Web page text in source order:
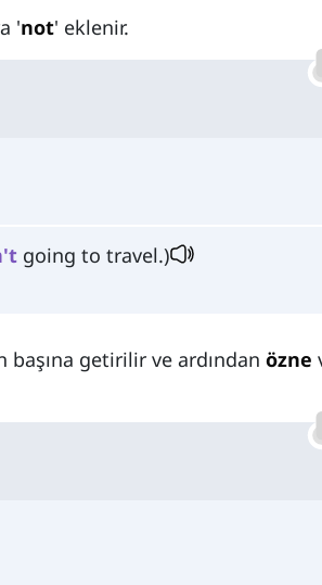
'not' eklenir.
going to travel.)
başına getirilir ve ardından özne